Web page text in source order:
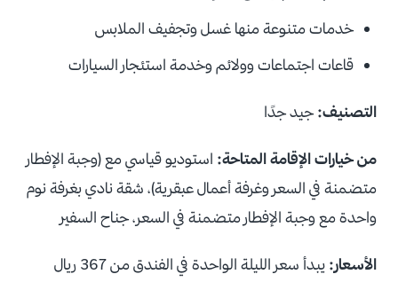
خدمات متنوعة منها غسل وتجفيف الملابس
قاعات اجتماعات وولائم وخدمة استئجار السيارات
التصنيف: جيد جدًا
من خيارات الإقامة المتاحة: استوديو قياسي مع (وجبة الإفطار
متضمنة في السعر وغرفة أعمال عبقرية)، شقة نادي بغرفة نوم
واحدة مع وجبة الإفطار متضمنة في السعر، جناح السفير
الأسعار:
يبدأ سعر الليلة الواحدة في الفندق من 367 ريال